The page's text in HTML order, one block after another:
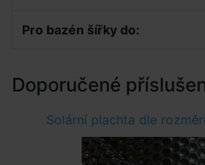
Pro bazén šířky do:
Doporučené
Solární plachta dle